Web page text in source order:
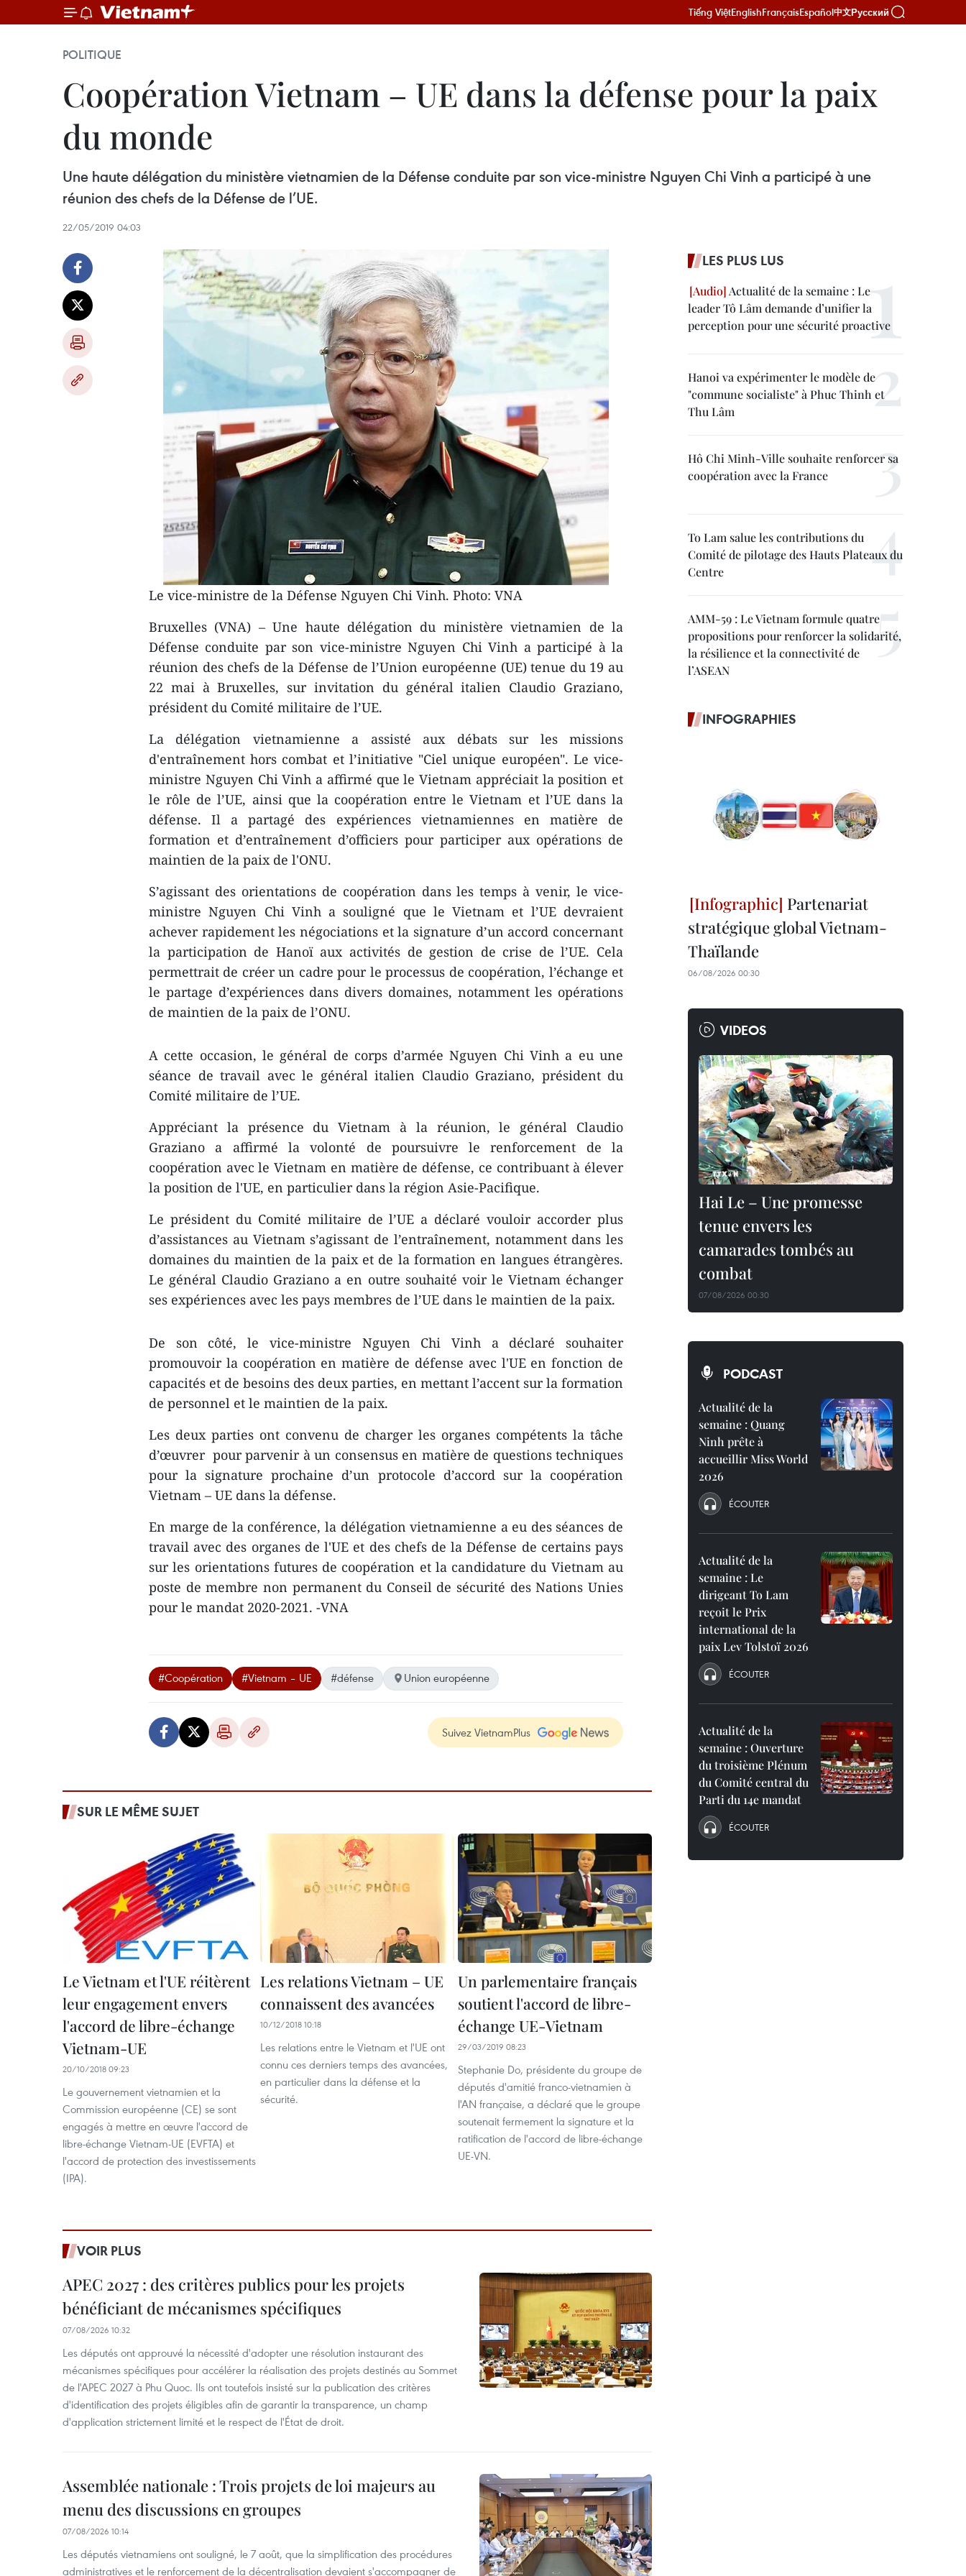
Tiếng ViệtEnglishFrançaisEspañol中文Русский
POLITIQUE
Coopération Vietnam – UE dans la défense pour la paix
du monde
Une haute délégation du ministère vietnamien de la Défense conduite par son vice-ministre Nguyen Chi Vinh a participé à une
réunion des chefs de la Défense de l’UE.
22/05/2019 04:03
Le vice-ministre de la Défense Nguyen Chi Vinh. Photo: VNA
Bruxelles (VNA) – Une haute délégation du ministère vietnamien de la
Défense conduite par son vice-ministre Nguyen Chi Vinh a participé à la
réunion des chefs de la Défense de l’Union européenne (UE) tenue du 19 au
22 mai à Bruxelles, sur invitation du général italien Claudio Graziano,
président du Comité militaire de l’UE.
La délégation vietnamienne a assisté aux débats sur les missions
d'entraînement hors combat et l’initiative "Ciel unique européen". Le vice-
ministre Nguyen Chi Vinh a affirmé que le Vietnam appréciait la position et
le rôle de l’UE, ainsi que la coopération entre le Vietnam et l’UE dans la
défense. Il a partagé des expériences vietnamiennes en matière de
formation et d’entraînement d’officiers pour participer aux opérations de
maintien de la paix de l'ONU.
S’agissant des orientations de coopération dans les temps à venir, le vice-
ministre Nguyen Chi Vinh a souligné que le Vietnam et l’UE devraient
achever rapidement les négociations et la signature d’un accord concernant
la participation de Hanoï aux activités de gestion de crise de l’UE. Cela
permettrait de créer un cadre pour le processus de coopération, l’échange et
le partage d’expériences dans divers domaines, notamment les opérations
de maintien de la paix de l’ONU.
A cette occasion, le général de corps d’armée Nguyen Chi Vinh a eu une
séance de travail avec le général italien Claudio Graziano, président du
Comité militaire de l’UE.
Appréciant la présence du Vietnam à la réunion, le général Claudio
Graziano a affirmé la volonté de poursuivre le renforcement de la
coopération avec le Vietnam en matière de défense, ce contribuant à élever
la position de l'UE, en particulier dans la région Asie-Pacifique.
Le président du Comité militaire de l’UE a déclaré vouloir accorder plus
d’assistances au Vietnam s’agissant de l’entraînement, notamment dans les
domaines du maintien de la paix et de la formation en langues étrangères.
Le général Claudio Graziano a en outre souhaité voir le Vietnam échanger
ses expériences avec les pays membres de l’UE dans le maintien de la paix.
De son côté, le vice-ministre Nguyen Chi Vinh a déclaré souhaiter
promouvoir la coopération en matière de défense avec l'UE en fonction de
capacités et de besoins des deux parties, en mettant l’accent sur la formation
de personnel et le maintien de la paix.
Les deux parties ont convenu de charger les organes compétents la tâche
d’œuvrer pour parvenir à un consensus en matière de questions techniques
pour la signature prochaine d’un protocole d’accord sur la coopération
Vietnam – UE dans la défense.
En marge de la conférence, la délégation vietnamienne a eu des séances de
travail avec des organes de l'UE et des chefs de la Défense de certains pays
sur les orientations futures de coopération et la candidature du Vietnam au
poste de membre non permanent du Conseil de sécurité des Nations Unies
pour le mandat 2020-2021. -VNA
#Coopération #Vietnam – UE #défense Union européenne
Suivez VietnamPlus
SUR LE MÊME SUJET
Le Vietnam et l'UE réitèrent
leur engagement envers
l'accord de libre-échange
Vietnam-UE
20/10/2018 09:23
Le gouvernement vietnamien et la
Commission européenne (CE) se sont
engagés à mettre en œuvre l'accord de
libre-échange Vietnam-UE (EVFTA) et
l'accord de protection des investissements
(IPA).
Les relations Vietnam – UE
connaissent des avancées
10/12/2018 10:18
Les relations entre le Vietnam et l'UE ont
connu ces derniers temps des avancées,
en particulier dans la défense et la
sécurité.
Un parlementaire français
soutient l'accord de libre-
échange UE-Vietnam
29/03/2019 08:23
Stephanie Do, présidente du groupe de
députés d'amitié franco-vietnamien à
l'AN française, a déclaré que le groupe
soutenait fermement la signature et la
ratification de l'accord de libre-échange
UE-VN.
VOIR PLUS
APEC 2027 : des critères publics pour les projets
bénéficiant de mécanismes spécifiques
07/08/2026 10:32
Les députés ont approuvé la nécessité d'adopter une résolution instaurant des
mécanismes spécifiques pour accélérer la réalisation des projets destinés au Sommet
de l'APEC 2027 à Phu Quoc. Ils ont toutefois insisté sur la publication des critères
d'identification des projets éligibles afin de garantir la transparence, un champ
d'application strictement limité et le respect de l'État de droit.
Assemblée nationale : Trois projets de loi majeurs au
menu des discussions en groupes
07/08/2026 10:14
Les députés vietnamiens ont souligné, le 7 août, que la simplification des procédures
administratives et le renforcement de la décentralisation devaient s'accompagner de
LES PLUS LUS
Actualité de la semaine : Le
leader Tô Lâm demande d’unifier la
perception pour une sécurité proactive
Hanoi va expérimenter le modèle de
"commune socialiste" à Phuc Thinh et
Thu Lâm
Hô Chi Minh-Ville souhaite renforcer sa
coopération avec la France
To Lam salue les contributions du
Comité de pilotage des Hauts Plateaux du
Centre
AMM-59 : Le Vietnam formule quatre
propositions pour renforcer la solidarité,
la résilience et la connectivité de
l’ASEAN
INFOGRAPHIES
Partenariat
stratégique global Vietnam-
Thaïlande
06/08/2026 00:30
VIDEOS
Hai Le – Une promesse
tenue envers les
camarades tombés au
combat
07/08/2026 00:30
PODCAST
Actualité de la
semaine : Quang
Ninh prête à
accueillir Miss World
2026
ÉCOUTER
Actualité de la
semaine : Le
dirigeant To Lam
reçoit le Prix
international de la
paix Lev Tolstoï 2026
ÉCOUTER
Actualité de la
semaine : Ouverture
du troisième Plénum
du Comité central du
Parti du 14e mandat
ÉCOUTER